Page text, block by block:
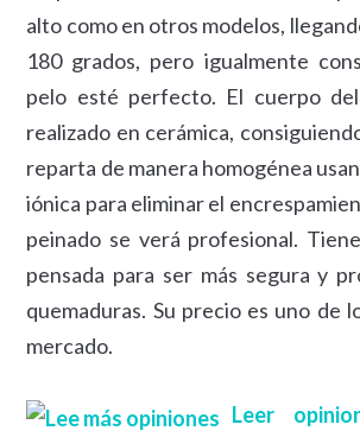
alto como en otros modelos,
180 grados, pero igualmente
pelo esté perfecto. El cuerpo
realizado en cerámica,
reparta de manera homogénea
iónica para eliminar el
peinado se verá profesional.
pensada para ser más segura y
quemaduras. Su precio es uno de
mercado.
Leer